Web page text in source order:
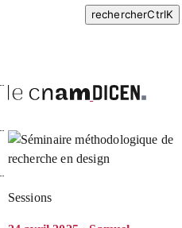
rechercherCtrlK
Sessions